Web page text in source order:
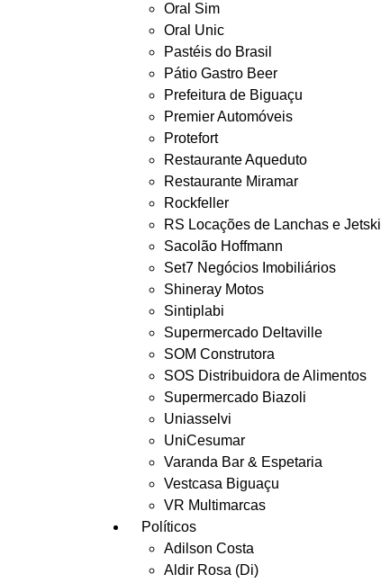
Oral Sim
Oral Unic
Pastéis do Brasil
Pátio Gastro Beer
Prefeitura de Biguaçu
Premier Automóveis
Protefort
Restaurante Aqueduto
Restaurante Miramar
Rockfeller
RS Locações de Lanchas e Jetski
Sacolão Hoffmann
Set7 Negócios Imobiliários
Shineray Motos
Sintiplabi
Supermercado Deltaville
SOM Construtora
SOS Distribuidora de Alimentos
Supermercado Biazoli
Uniasselvi
UniCesumar
Varanda Bar & Espetaria
Vestcasa Biguaçu
VR Multimarcas
Políticos
Adilson Costa
Aldir Rosa (Di)